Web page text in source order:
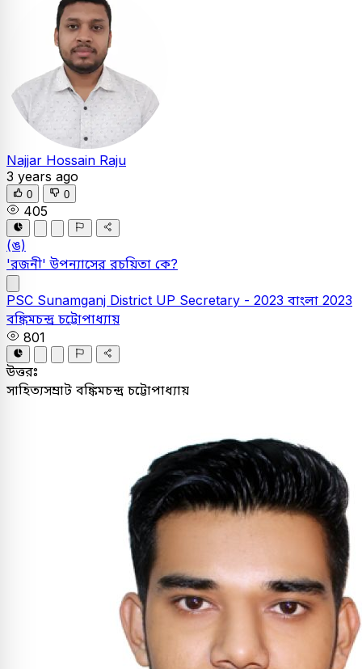
Najjar Hossain Raju
3 years ago
0 0
405
(ঙ)
'রজনী' উপন্যাসের রচয়িতা কে?
PSC Sunamganj District UP Secretary - 2023 বাংলা 2023
বঙ্কিমচন্দ্র চট্টোপাধ্যায়
801
উত্তরঃ
সাহিত্যসম্রাট বঙ্কিমচন্দ্র চট্টোপাধ্যায়